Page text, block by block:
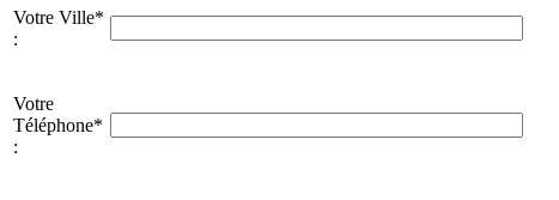
Votre Ville*
:
Votre
Téléphone*
: